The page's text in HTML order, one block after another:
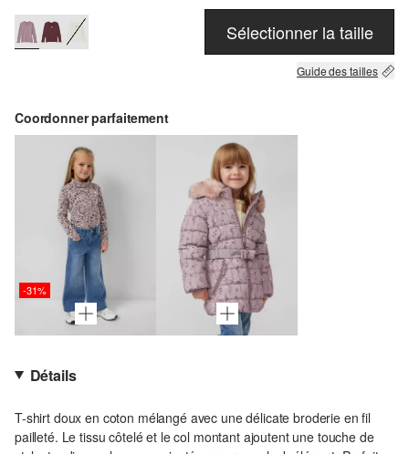
Sélectionner la taille
Guide des tailles
Coordonner parfaitement
-31%
Détails
T-shirt doux en coton mélangé avec une délicate broderie en fil
pailleté. Le tissu côtelé et le col montant ajoutent une touche de